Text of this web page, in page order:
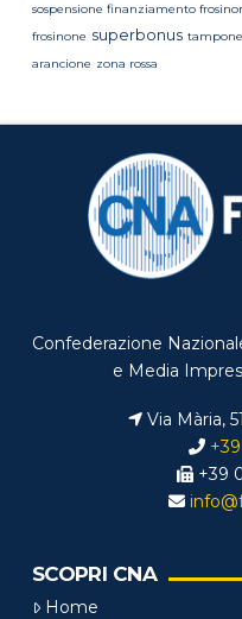
sospensione finanziamento
frosinone superbonus
arancione zona rossa
Confederazione
e Media
Via Mària,
+39
SCOPRI CNA
Home